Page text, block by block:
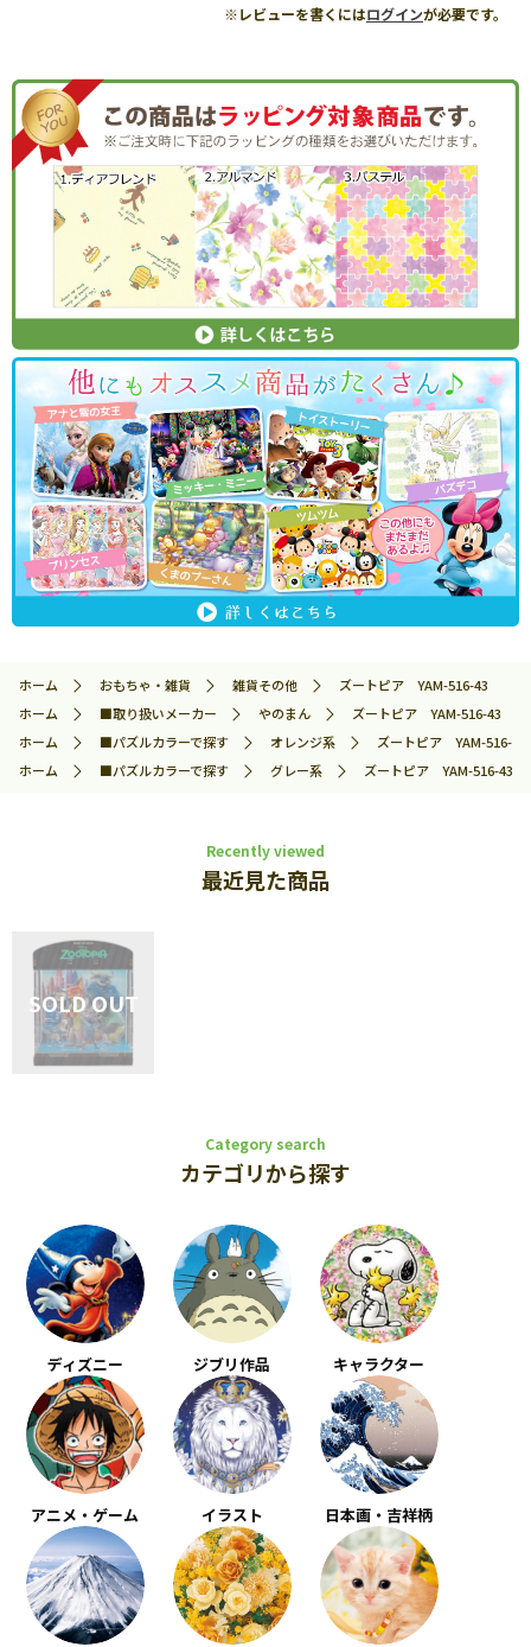
※レビューを書くにはログインが必要です。
ホーム おもちゃ・雑貨 雑貨その他
ズートピア YAM-516-43
ホーム
■取り扱いメーカー やのまん
ズートピア YAM-516-43
ホーム
■パズルカラーで探す オレンジ系
ズートピア YAM-516-43
ホーム
■パズルカラーで探す グレー系 ズートピア YAM-516-43
Recently viewed
最近見た商品
Category search
カテゴリから探す
ディズニー ジブリ作品 キャラクター
アニメ・ゲーム イラスト 日本画・吉祥柄